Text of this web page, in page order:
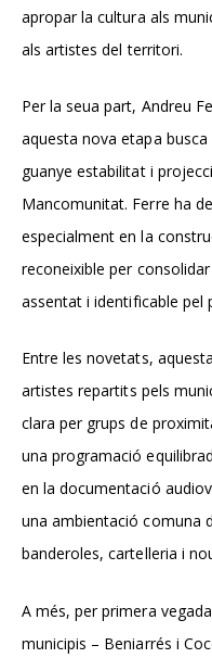
apropar la cultura als
als artistes del territori.
Per la seua part, Andreu
aquesta nova etapa
guanye estabilitat i
Mancomunitat. Ferre ha
especialment en la
reconeixible per
assentat i identificable pel
Entre les novetats,
artistes repartits pels
clara per grups de
una programació
en la documentació
una ambientació comuna
banderoles, cartelleria i
A més, per primera
municipis – Beniarrés i